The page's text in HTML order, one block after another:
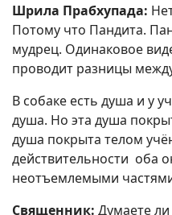
Шрила Прабхупада:
Потому что Пандита.
мудрец. Одинаковое
проводит разницы
В собаке есть душа и у
душа. Но эта душа
душа покрыта телом
действительности оба
неотъемлемыми
Священник: Думаете